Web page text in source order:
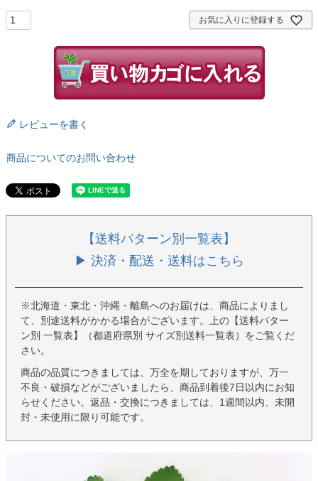
お気に入りに登録する
レビューを書く
商品についてのお問い合わせ
【送料パターン別一覧表】
▶ 決済・配送・送料はこちら
※北海道・東北・沖縄・離島へのお届けは、商品によりまし
て、別途送料がかかる場合がございます。上の【送料パター
ン別 一覧表】（都道府県別 サイズ別送料一覧表）をご覧くだ
さい。
商品の品質につきましては、万全を期しておりますが、万一
不良・破損などがございましたら、商品到着後7日以内にお知
らせください。返品・交換につきましては、1週間以内、未開
封・未使用に限り可能です。